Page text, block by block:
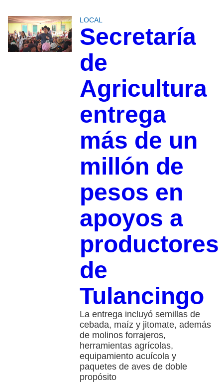
LOCAL
Secretaría
de
Agricultura
entrega
más de un
millón de
pesos en
apoyos a
productores
de
Tulancingo
La entrega incluyó semillas de
cebada, maíz y jitomate, además
de molinos forrajeros,
herramientas agrícolas,
equipamiento acuícola y
paquetes de aves de doble
propósito